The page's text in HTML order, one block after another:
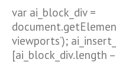
var ai_block_div =
viewports’);
[ai_block_div.length